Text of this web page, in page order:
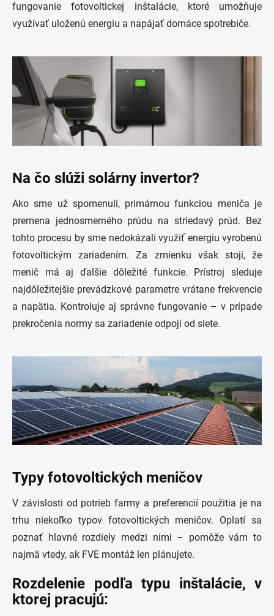
fungovanie fotovoltickej inštalácie, ktoré umožňuje
využívať uloženú energiu a napájať domáce spotrebiče.
Na čo slúži solárny invertor?
Ako sme už spomenuli, primárnou funkciou meniča je
premena jednosmerného prúdu na striedavý prúd. Bez
tohto procesu by sme nedokázali využiť energiu vyrobenú
fotovoltickým zariadením. Za zmienku však stojí, že
menič má aj ďalšie dôležité funkcie. Prístroj sleduje
najdôležitejšie prevádzkové parametre vrátane frekvencie
a napätia. Kontroluje aj správne fungovanie – v prípade
prekročenia normy sa zariadenie odpojí od siete.
Typy fotovoltických meničov
V závislosti od potrieb farmy a preferencií použitia je na
trhu niekoľko typov fotovoltických meničov. Oplatí sa
poznať hlavné rozdiely medzi nimi – pomôže vám to
najmä vtedy, ak FVE montáž len plánujete.
Rozdelenie podľa typu inštalácie, v
ktorej pracujú: